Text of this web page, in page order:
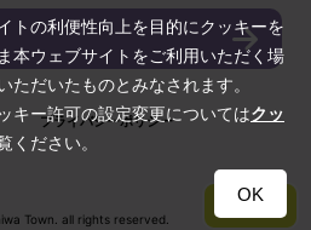
プライバシーポリシー
Town. all rights reserved.
TOP
トの利便性向上を目的にクッキーを
本ウェブサイトをご利用いただく場
ただいたものとみなされます。
キー許可の設定変更についてはクッ
ください。
OK